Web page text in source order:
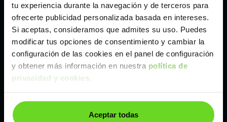
tu experiencia durante la navegación y de terceros para
ofrecerte publicidad personalizada basada en intereses.
Si aceptas, consideramos que admites su uso. Puedes
modificar tus opciones de consentimiento y cambiar la
configuración de las cookies en el panel de configuración
y obtener más información en nuestra política de
privacidad y cookies.
Aceptar todas
Valencia
Zaragoza
Ver Mazda CX-60 de segunda mano y ocasión
Mazda CX-60 de segunda mano y ocasión